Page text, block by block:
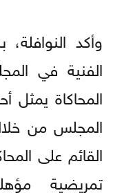
وأكد
الفنية في
المحاكاة يمثل
المجلس من
القائم على
تمريضية